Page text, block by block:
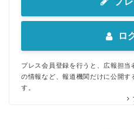
ロ
プレス会員登録を行うと、広報担
の情報など、報道機関だけに公開す
す。